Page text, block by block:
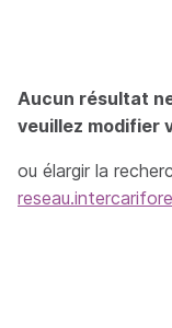
Aucun résultat
veuillez modifier
ou élargir la